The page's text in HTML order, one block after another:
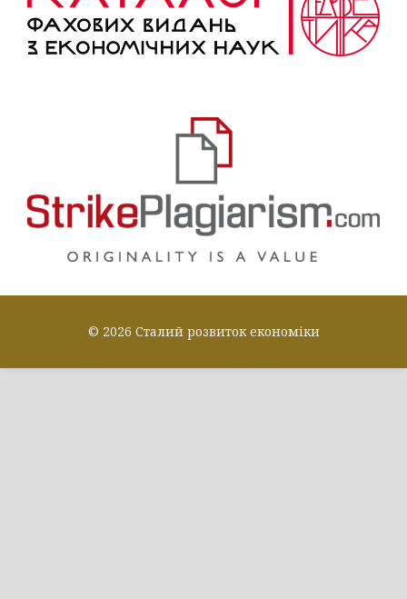
© 2026 Сталий розвиток економіки